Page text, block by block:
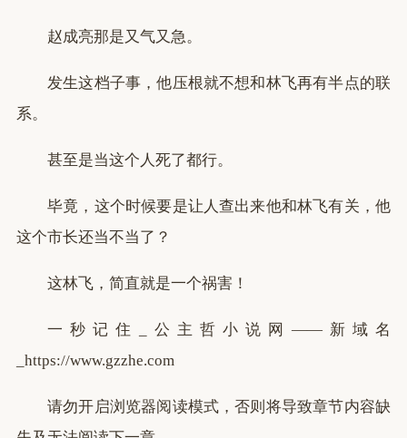
赵成亮那是又气又急。
发生这档子事，他压根就不想和林飞再有半点的联
系。
甚至是当这个人死了都行。
毕竟，这个时候要是让人查出来他和林飞有关，他
这个市长还当不当了？
这林飞，简直就是一个祸害！
一秒记住_公主哲小说网——新域名
_https://www.gzzhe.com
请勿开启浏览器阅读模式，否则将导致章节内容缺